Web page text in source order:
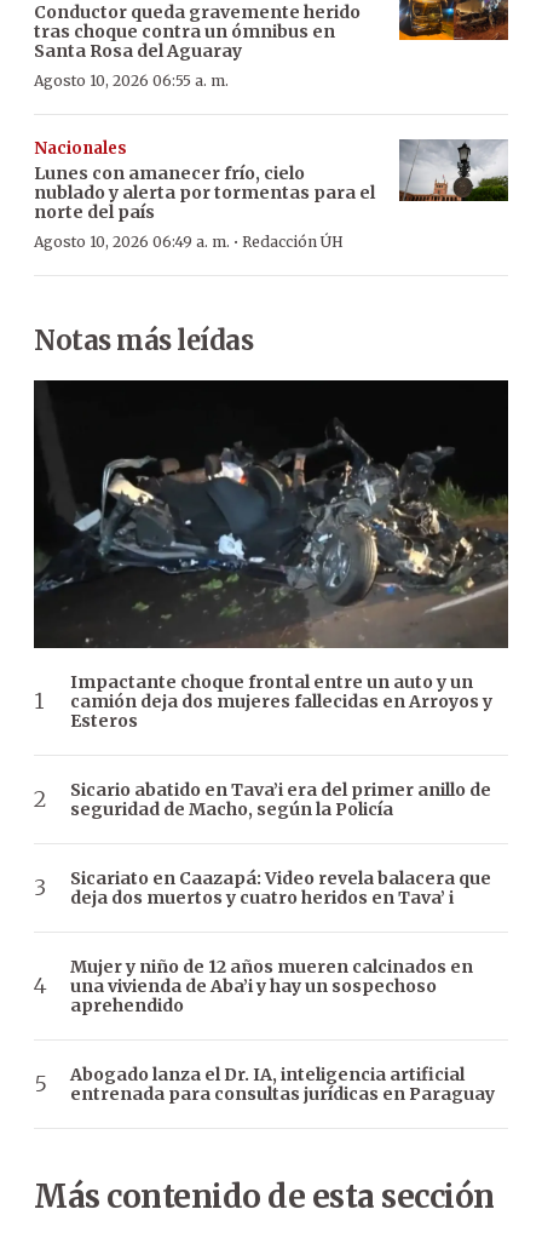
Conductor queda gravemente herido
tras choque contra un ómnibus en
Santa Rosa del Aguaray
Agosto 10, 2026 06:55 a. m.
Nacionales
Lunes con amanecer frío, cielo
nublado y alerta por tormentas para el
norte del país
Agosto 10, 2026 06:49 a. m. · Redacción ÚH
Notas más leídas
Impactante choque frontal entre un auto y un
camión deja dos mujeres fallecidas en Arroyos y
Esteros
Sicario abatido en Tava’i era del primer anillo de
seguridad de Macho, según la Policía
Sicariato en Caazapá: Video revela balacera que
deja dos muertos y cuatro heridos en Tava’ i
Mujer y niño de 12 años mueren calcinados en
una vivienda de Aba’i y hay un sospechoso
aprehendido
Abogado lanza el Dr. IA, inteligencia artificial
entrenada para consultas jurídicas en Paraguay
Más contenido de esta sección